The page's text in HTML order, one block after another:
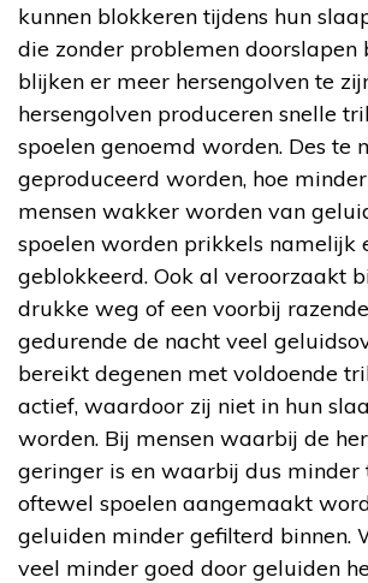
kunnen blokkeren tijdens hun
die zonder problemen doorslapen
blijken er meer hersengolven te
hersengolven produceren snelle
spoelen genoemd worden. Des te
geproduceerd worden, hoe
mensen wakker worden van
spoelen worden prikkels namelijk
geblokkeerd. Ook al veroorzaakt
drukke weg of een voorbij
gedurende de nacht veel
bereikt degenen met voldoende
actief, waardoor zij niet in hun
worden. Bij mensen waarbij de
geringer is en waarbij dus minder
oftewel spoelen aangemaakt
geluiden minder gefilterd binnen.
veel minder goed door geluiden